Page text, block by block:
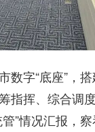
数字“底座”，
指挥、综合调
”情况汇报，